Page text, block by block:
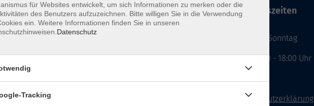
MFZ HANNOVER GMBH & CO KG
📞Telefon: +49 511 844 14 18
Öffnungszeiten
Montag - Sonntag
von: 08:00 - 18:00 Uhr
Datenschutzerklärung
für Websites entwickelt, um sich Informationen zu merken oder die
des Benutzers aufzuzeichnen. Bitte willigen Sie in die Verwendung
ein. Weitere Informationen finden Sie in unseren
Datenschutz
Tracking